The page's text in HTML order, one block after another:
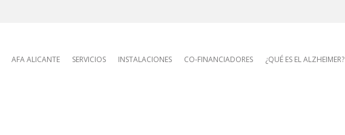
AFA ALICANTE SERVICIOS INSTALACIONES CO-FINANCIADORES ¿QUÉ ES EL ALZHEIMER?